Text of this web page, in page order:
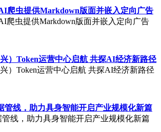
爬虫提供Markdown版面并嵌入定向广告
爬虫提供Markdown版面并嵌入定向广告
）Token运营中心启航 共探AI经济新路径
）Token运营中心启航 共探AI经济新路径
管线，助力具身智能开启产业规模化新篇
管线，助力具身智能开启产业规模化新篇